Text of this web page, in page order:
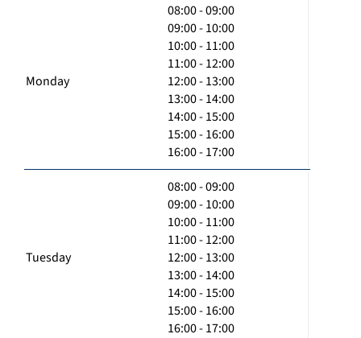
Monday
08:00 - 09:00
09:00 - 10:00
10:00 - 11:00
11:00 - 12:00
12:00 - 13:00
13:00 - 14:00
14:00 - 15:00
15:00 - 16:00
16:00 - 17:00
Tuesday
08:00 - 09:00
09:00 - 10:00
10:00 - 11:00
11:00 - 12:00
12:00 - 13:00
13:00 - 14:00
14:00 - 15:00
15:00 - 16:00
16:00 - 17:00